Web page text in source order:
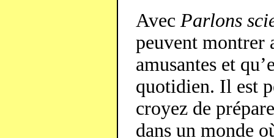
Avec Parlons
peuvent montrer
amusantes et
quotidien. Il est
croyez de
dans un monde